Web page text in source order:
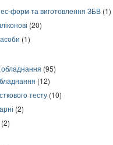
форм та виготовлення ЗБВ (1)
(20)
(1)
обладнання (95)
(12)
тесту (10)
(2)
(2)